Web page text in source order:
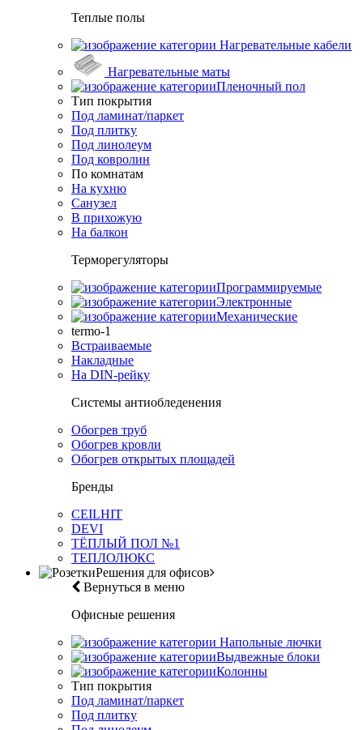
Теплые полы
Нагревательные кабели
Нагревательные маты
Пленочный пол
Тип покрытия
Под ламинат/паркет
Под плитку
Под линолеум
Под ковролин
По комнатам
На кухню
Санузел
В прихожую
На балкон
Терморегуляторы
Программируемые
Электронные
Механические
termo-1
Встраиваемые
Накладные
На DIN-рейку
Системы антиобледенения
Обогрев труб
Обогрев кровли
Обогрев открытых площадей
Бренды
CEILHIT
DEVI
ТЁПЛЫЙ ПОЛ №1
ТЕПЛОЛЮКС
Решения для офисов
Вернуться в меню
Офисные решения
Напольные лючки
Выдвежные блоки
Колонны
Тип покрытия
Под ламинат/паркет
Под плитку